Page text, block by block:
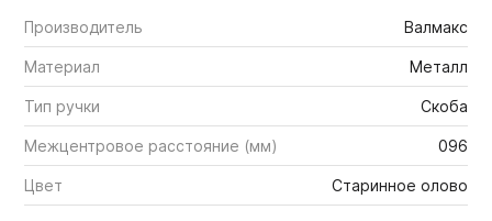
Производитель Валмакс
Материал Металл
Тип ручки Скоба
Межцентровое расстояние (мм) 096
Цвет Старинное олово